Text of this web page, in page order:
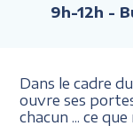
9h-12h -
Dans le cadre
ouvre ses
chacun ... ce